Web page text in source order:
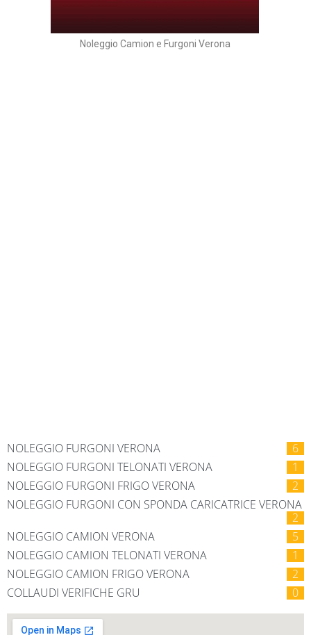
Noleggio Camion e Furgoni Verona
NOLEGGIO FURGONI VERONA
6
NOLEGGIO FURGONI TELONATI VERONA
1
NOLEGGIO FURGONI FRIGO VERONA
2
NOLEGGIO FURGONI CON SPONDA CARICATRICE VERONA
2
NOLEGGIO CAMION VERONA
5
NOLEGGIO CAMION TELONATI VERONA
1
NOLEGGIO CAMION FRIGO VERONA
2
COLLAUDI VERIFICHE GRU
0